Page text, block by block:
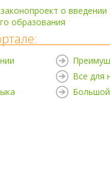
о
образования
Все для
Большой